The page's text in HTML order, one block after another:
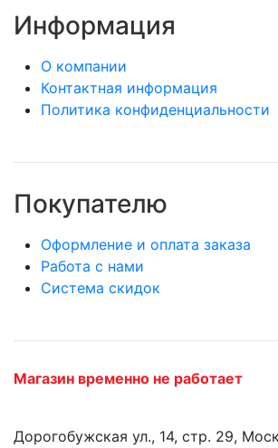
Информация
О компании
Контактная информация
Политика конфиденциальности
Покупателю
Оформление и оплата заказа
Работа с нами
Система скидок
Магазин временно не работает
Дорогобужская ул., 14, стр. 29,